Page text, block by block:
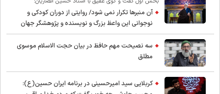
آن منبرها تکرار نمی شود/ روایتی از دوران کودکی و
نوجوانی این واعظ بزرگ و نویسنده و پژوهشگر جهان
اسلام
سه نصیحت مهم حافظ در بیان حجت الاسلام موسوی
مطلق
کربلایی سید امیر‌حسینی در برنامه ایران حسین(ع):